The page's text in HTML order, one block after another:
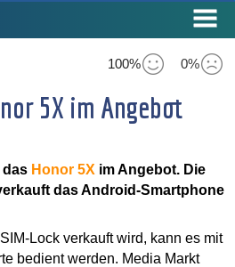
100% 0%
5X im Angebot
das Honor 5X im Angebot. Die
das Android-Smartphone
Lock verkauft wird, kann es mit
bedient werden. Media Markt